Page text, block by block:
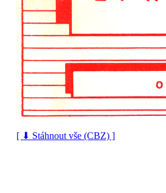
[ ⬇ Stáhnout vše (CBZ) ]